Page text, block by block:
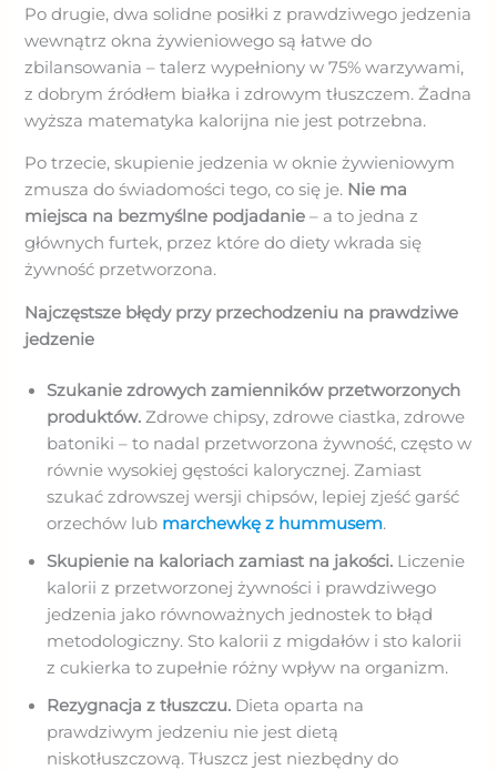
Po drugie, dwa solidne posiłki z prawdziwego jedzenia
wewnątrz okna żywieniowego są łatwe do
zbilansowania – talerz wypełniony w 75% warzywami,
z dobrym źródłem białka i zdrowym tłuszczem. Żadna
wyższa matematyka kalorijna nie jest potrzebna.
Po trzecie, skupienie jedzenia w oknie żywieniowym
zmusza do świadomości tego, co się je. Nie ma
miejsca na bezmyślne podjadanie – a to jedna z
głównych furtek, przez które do diety wkrada się
żywność przetworzona.
Najczęstsze błędy przy przechodzeniu na prawdziwe
jedzenie
Szukanie zdrowych zamienników przetworzonych
produktów. Zdrowe chipsy, zdrowe ciastka, zdrowe
batoniki – to nadal przetworzona żywność, często w
równie wysokiej gęstości kalorycznej. Zamiast
szukać zdrowszej wersji chipsów, lepiej zjeść garść
orzechów lub marchewkę z hummusem.
Skupienie na kaloriach zamiast na jakości. Liczenie
kalorii z przetworzonej żywności i prawdziwego
jedzenia jako równoważnych jednostek to błąd
metodologiczny. Sto kalorii z migdałów i sto kalorii
z cukierka to zupełnie różny wpływ na organizm.
Rezygnacja z tłuszczu. Dieta oparta na
prawdziwym jedzeniu nie jest dietą
niskotłuszczową. Tłuszcz jest niezbędny do